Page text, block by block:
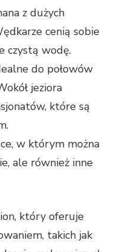
z dużych
cenią sobie
czystą wodę.
do połowów
jeziora
które są
w którym można
ale również inne
który oferuje
takich jak